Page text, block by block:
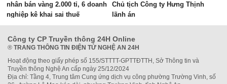
nhân bán vàng 2.000 tỉ, 6 doanh
nghiệp kê khai sai thuế
Chủ tịch Công ty Hưng Thịnh
lãnh án
Công ty CP Truyền thông 24H Online
® TRANG THÔNG TIN ĐIỆN TỬ NGHỆ AN 24H
Hoạt động theo giấy phép số 155/STTTT-GPTTĐTTH, Sở Thông tin và
Truyền thông Nghệ An cấp ngày 25/12/2024
Địa chỉ: Tầng 4, Trung tâm Cung ứng dịch vụ công phường Trường Vinh, số